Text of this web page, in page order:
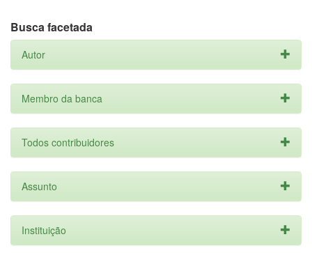
Busca facetada
Autor
Membro da banca
Todos contribuidores
Assunto
Instituição